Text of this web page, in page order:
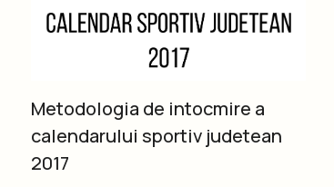
Metodologia de intocmire a
calendarului sportiv judetean
2017